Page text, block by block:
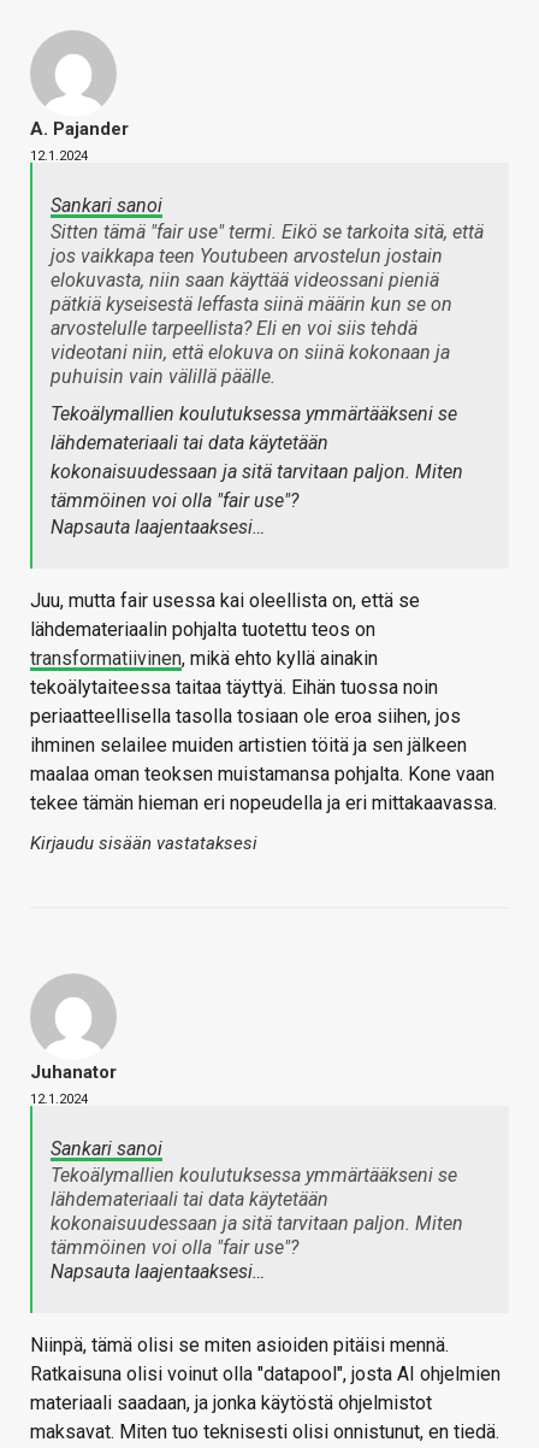
A. Pajander
12.1.2024
Sankari sanoi
Sitten tämä "fair use" termi. Eikö se tarkoita sitä, että
jos vaikkapa teen Youtubeen arvostelun jostain
elokuvasta, niin saan käyttää videossani pieniä
pätkiä kyseisestä leffasta siinä määrin kun se on
arvostelulle tarpeellista? Eli en voi siis tehdä
videotani niin, että elokuva on siinä kokonaan ja
puhuisin vain välillä päälle.
Tekoälymallien koulutuksessa ymmärtääkseni se
lähdemateriaali tai data käytetään
kokonaisuudessaan ja sitä tarvitaan paljon. Miten
tämmöinen voi olla "fair use"?
Napsauta laajentaaksesi…
Juu, mutta fair usessa kai oleellista on, että se
lähdemateriaalin pohjalta tuotettu teos on
transformatiivinen, mikä ehto kyllä ainakin
tekoälytaiteessa taitaa täyttyä. Eihän tuossa noin
periaatteellisella tasolla tosiaan ole eroa siihen, jos
ihminen selailee muiden artistien töitä ja sen jälkeen
maalaa oman teoksen muistamansa pohjalta. Kone vaan
tekee tämän hieman eri nopeudella ja eri mittakaavassa.
Kirjaudu sisään vastataksesi
Juhanator
12.1.2024
Sankari sanoi
Tekoälymallien koulutuksessa ymmärtääkseni se
lähdemateriaali tai data käytetään
kokonaisuudessaan ja sitä tarvitaan paljon. Miten
tämmöinen voi olla "fair use"?
Napsauta laajentaaksesi…
Niinpä, tämä olisi se miten asioiden pitäisi mennä.
Ratkaisuna olisi voinut olla "datapool", josta AI ohjelmien
materiaali saadaan, ja jonka käytöstä ohjelmistot
maksavat. Miten tuo teknisesti olisi onnistunut, en tiedä.